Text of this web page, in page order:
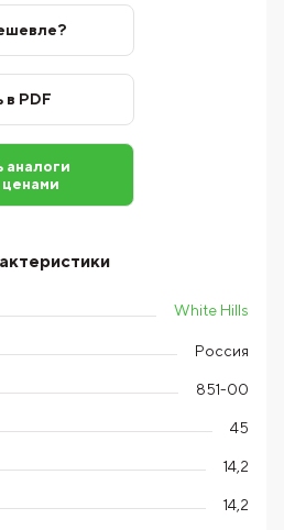
в PDF
аналоги
White Hills
Россия
851-00
45
14,2
14,2